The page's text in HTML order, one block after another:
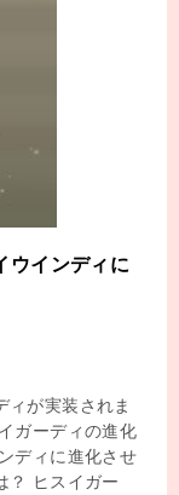
ウインディに
ィが実装されま
ガーディの進化
ディに進化させ
？ ヒスイガー